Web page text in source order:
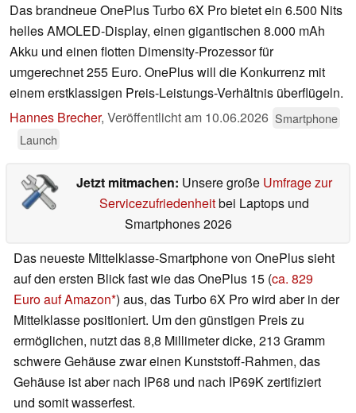
Das brandneue OnePlus Turbo 6X Pro bietet ein 6.500 Nits
helles AMOLED-Display, einen gigantischen 8.000 mAh
Akku und einen flotten Dimensity-Prozessor für
umgerechnet 255 Euro. OnePlus will die Konkurrenz mit
einem erstklassigen Preis-Leistungs-Verhältnis überflügeln.
Hannes Brecher, Veröffentlicht am 10.06.2026 Smartphone
Launch
Jetzt mitmachen: Unsere große Umfrage zur
Servicezufriedenheitbei Laptops und
Smartphones 2026
Das neueste Mittelklasse-Smartphone von OnePlus sieht
auf den ersten Blick fast wie das OnePlus 15 (ca. 829
Euro auf Amazon ) aus, das Turbo 6X Pro wird aber in der
Mittelklasse positioniert. Um den günstigen Preis zu
ermöglichen, nutzt das 8,8 Millimeter dicke, 213 Gramm
schwere Gehäuse zwar einen Kunststoff-Rahmen, das
Gehäuse ist aber nach IP68 und nach IP69K zertifiziert
und somit wasserfest.